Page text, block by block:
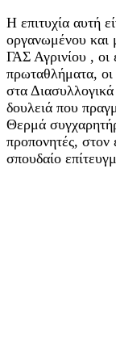
Η επιτυχία αυτή
οργανωμένου και
ΓΑΣ Αγρινίου , οι
πρωταθλήματα, οι
στα
δουλειά που
Θερμά
προπονητές, στον
σπουδαίο